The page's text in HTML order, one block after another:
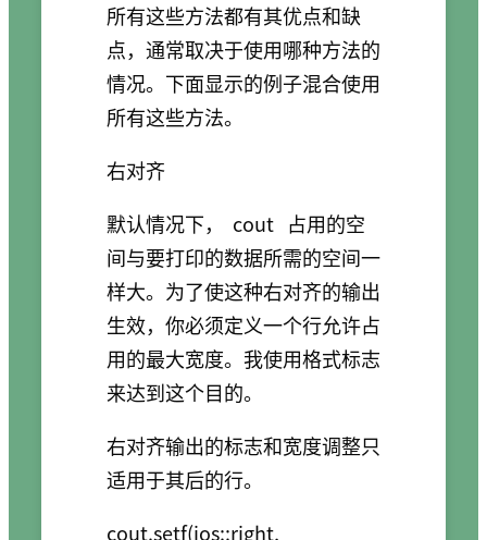
所有这些方法都有其优点和缺
点，通常取决于使用哪种方法的
情况。下面显示的例子混合使用
所有这些方法。
右对齐
默认情况下，
cout 占用的空
间与要打印的数据所需的空间一
样大。为了使这种右对齐的输出
生效，你必须定义一个行允许占
用的最大宽度。我使用格式标志
来达到这个目的。
右对齐输出的标志和宽度调整只
适用于其后的行。
cout.setf(ios::right,